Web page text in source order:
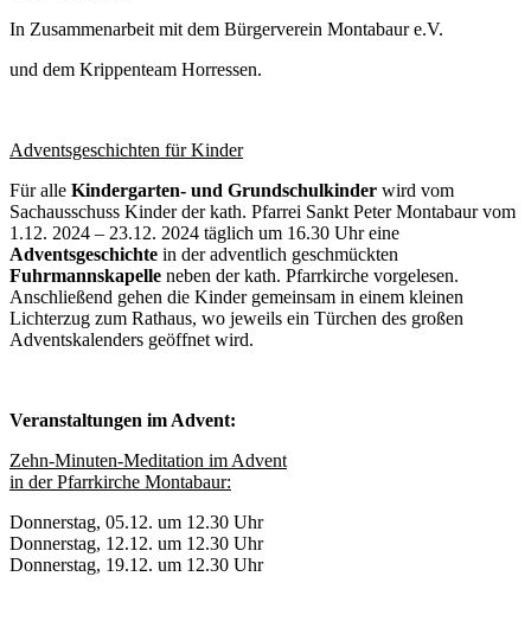
In Zusammenarbeit mit dem Bürgerverein Montabaur e.V.
und dem Krippenteam Horressen.
Adventsgeschichten für Kinder
Für alle Kindergarten- und Grundschulkinder wird vom
Sachausschuss Kinder der kath. Pfarrei Sankt Peter Montabaur vom
1.12. 2024 – 23.12. 2024 täglich um 16.30 Uhr eine
Adventsgeschichte in der adventlich geschmückten
Fuhrmannskapelle neben der kath. Pfarrkirche vorgelesen.
Anschließend gehen die Kinder gemeinsam in einem kleinen
Lichterzug zum Rathaus, wo jeweils ein Türchen des großen
Adventskalenders geöffnet wird.
Veranstaltungen im Advent:
Zehn-Minuten-Meditation im Advent
in der Pfarrkirche Montabaur:
Donnerstag, 05.12. um 12.30 Uhr
Donnerstag, 12.12. um 12.30 Uhr
Donnerstag, 19.12. um 12.30 Uhr